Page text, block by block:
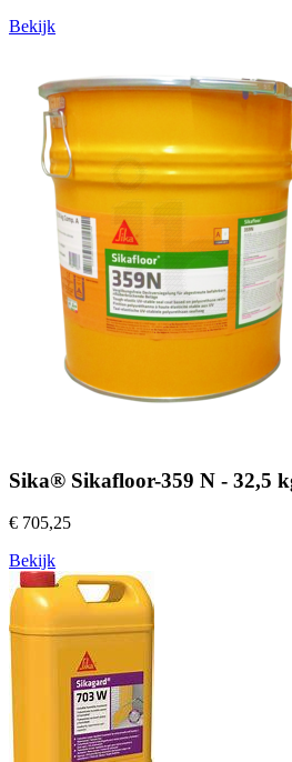
Bekijk
Sika® Sikafloor-359 N - 32,5
€ 705,25
Bekijk